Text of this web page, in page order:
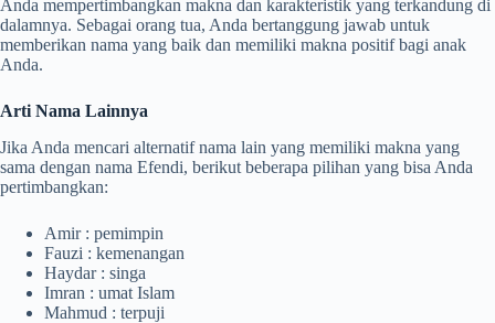
Anda mempertimbangkan makna dan karakteristik yang terkandung di
dalamnya. Sebagai orang tua, Anda bertanggung jawab untuk
memberikan nama yang baik dan memiliki makna positif bagi anak
Anda.
Arti Nama Lainnya
Jika Anda mencari alternatif nama lain yang memiliki makna yang
sama dengan nama Efendi, berikut beberapa pilihan yang bisa Anda
pertimbangkan:
Amir : pemimpin
Fauzi : kemenangan
Haydar : singa
Imran : umat Islam
Mahmud : terpuji